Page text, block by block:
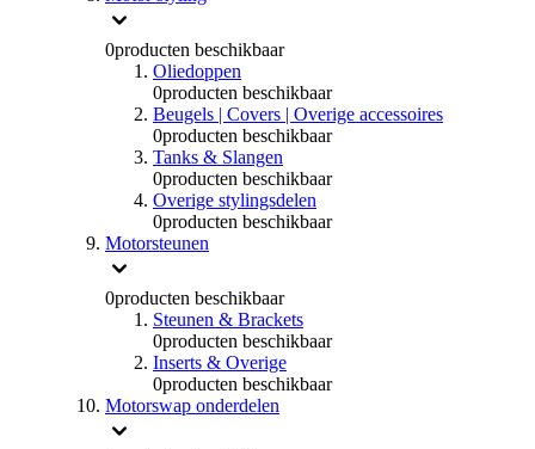
0producten beschikbaar
Oliedoppen
0producten beschikbaar
Beugels | Covers | Overige accessoires
0producten beschikbaar
Tanks & Slangen
0producten beschikbaar
Overige stylingsdelen
0producten beschikbaar
Motorsteunen
0producten beschikbaar
Steunen & Brackets
0producten beschikbaar
Inserts & Overige
0producten beschikbaar
Motorswap onderdelen